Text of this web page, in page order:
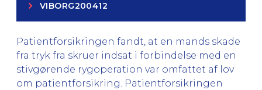
VIBORG200412
Patientforsikringen fandt, at en mands skade
fra tryk fra skruer indsat i forbindelse med en
stivgørende rygoperation var omfattet af lov
om patientforsikring. Patientforsikringen